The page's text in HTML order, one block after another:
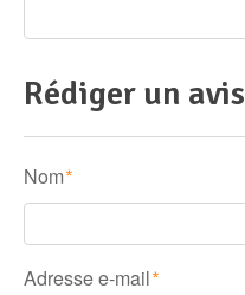
Rédiger un avis
Nom *
Adresse e-mail *